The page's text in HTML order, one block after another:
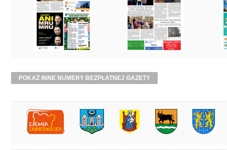
POKAŻ INNE NUMERY BEZPŁATNEJ GAZETY